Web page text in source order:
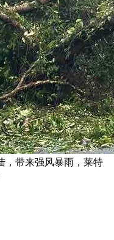
，带来强风暴雨，莱特